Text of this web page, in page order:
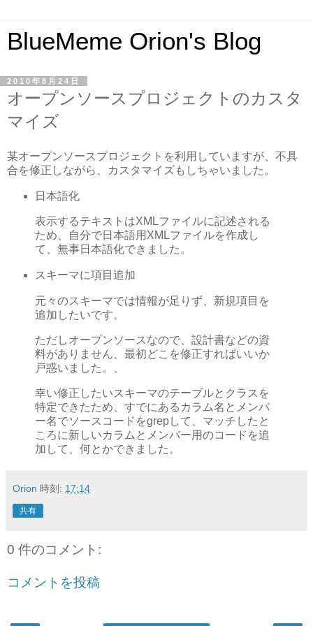
BlueMeme Orion's Blog
2010年8月24日
オープンソースプロジェクトのカスタ
マイズ
某オープンソースプロジェクトを利用していますが、不具
合を修正しながら、カスタマイズもしちゃいました。
日本語化
表示するテキストはXMLファイルに記述される
ため、自分で日本語用XMLファイルを作成し
て、無事日本語化できました。
スキーマに項目追加
元々のスキーマでは情報が足りず、新規項目を
追加したいです。
ただしオープンソースなので、設計書などの資
料がありません、最初どこを修正すればいいか
戸惑いました。、
幸い修正したいスキーマのテーブルとクラスを
特定できたため、すでにあるカラム名とメンバ
ー名でソースコードをgrepして、マッチしたと
ころに新しいカラムとメンバー用のコードを追
加して、何とかできました。
Orion 時刻: 17:14
共有
0 件のコメント:
コメントを投稿